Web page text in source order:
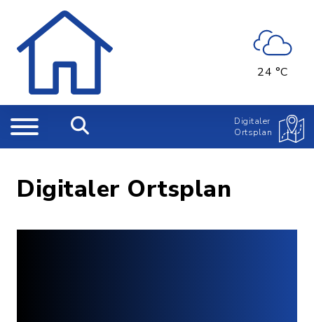
24 °C
Digitaler
Ortsplan
Digitaler Ortsplan